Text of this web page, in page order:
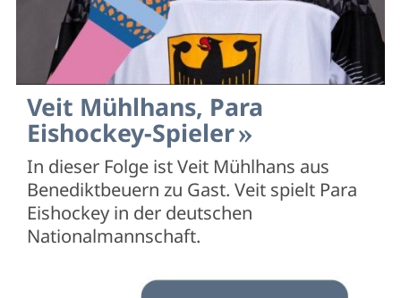
Veit Mühlhans, Para
Eishockey-Spieler
In dieser Folge ist Veit Mühlhans aus
Benediktbeuern zu Gast. Veit spielt Para
Eishockey in der deutschen
Nationalmannschaft.